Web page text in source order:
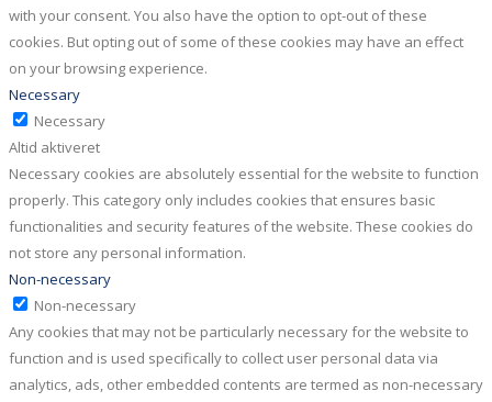
with your consent. You also have the option to opt-out of these
cookies. But opting out of some of these cookies may have an effect
on your browsing experience.
Necessary
Necessary
Altid aktiveret
Necessary cookies are absolutely essential for the website to function
properly. This category only includes cookies that ensures basic
functionalities and security features of the website. These cookies do
not store any personal information.
Non-necessary
Non-necessary
Any cookies that may not be particularly necessary for the website to
function and is used specifically to collect user personal data via
analytics, ads, other embedded contents are termed as non-necessary